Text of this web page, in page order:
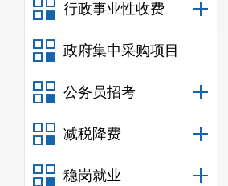
行政事业性收费
政府集中采购项目
公务员招考
减税降费
稳岗就业